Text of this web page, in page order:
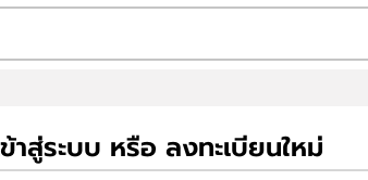
ข้าสู่ระบบ หรือ ลงทะเบียนใหม่